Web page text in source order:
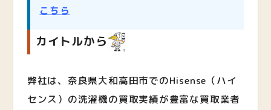
こちら
カイトルから
弊社は、奈良県大和高田市でのHisense（ハイ
センス）の洗濯機の買取実績が豊富な買取業者